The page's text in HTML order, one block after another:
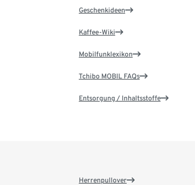
Geschenkideen
Kaffee-Wiki
Mobilfunklexikon
Tchibo MOBIL FAQs
Entsorgung / Inhaltsstoffe
Herrenpullover